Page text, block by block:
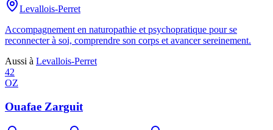
Levallois-Perret
Accompagnement en naturopathie et psychopratique pour se
reconnecter à soi, comprendre son corps et avancer sereinement.
Aussi à Levallois-Perret
42
OZ
Ouafae Zarguit